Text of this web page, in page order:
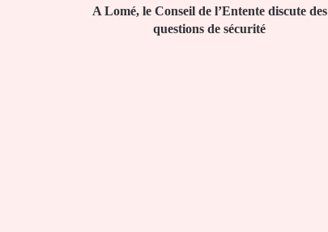
A Lomé, le Conseil de l’Entente discute des
questions de sécurité